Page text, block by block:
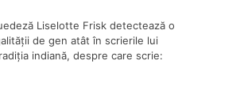
Liselotte Frisk detectează o
de gen atât în scrierile lui
indiană, despre care scrie: